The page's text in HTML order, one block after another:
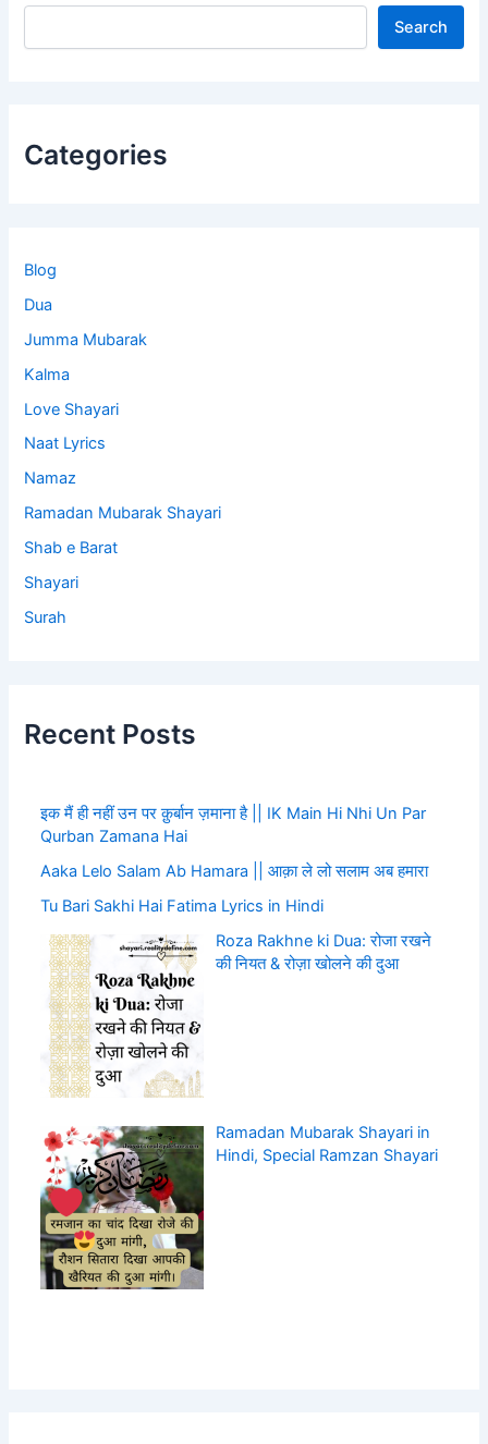
Search
Categories
Blog
Dua
Jumma Mubarak
Kalma
Love Shayari
Naat Lyrics
Namaz
Ramadan Mubarak Shayari
Shab e Barat
Shayari
Surah
Recent Posts
इक मैं ही नहीं उन पर क़ुर्बान ज़माना है || IK Main Hi Nhi Un Par
Qurban Zamana Hai
Aaka Lelo Salam Ab Hamara || आक़ा ले लो सलाम अब हमारा
Tu Bari Sakhi Hai Fatima Lyrics in Hindi
Roza Rakhne ki Dua: रोजा रखने
की नियत & रोज़ा खोलने की दुआ
Ramadan Mubarak Shayari in
Hindi, Special Ramzan Shayari